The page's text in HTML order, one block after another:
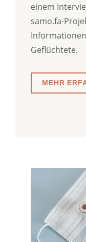
einem
samo.fa-
Geflüchtete.
MEHR